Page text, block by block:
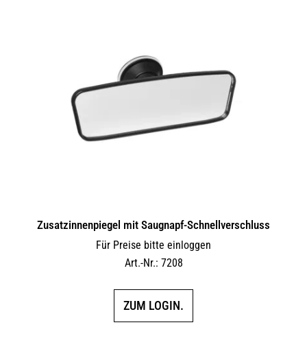
Zusatzinnenpiegel mit Saugnapf-Schnellverschluss
Für Preise bitte einloggen
Art.-Nr.: 7208
ZUM LOGIN.